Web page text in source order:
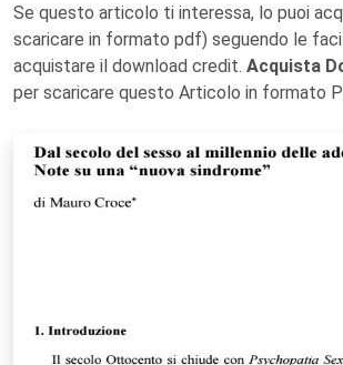
Se questo articolo ti interessa, lo puoi
scaricare in formato pdf) seguendo le
acquistare il download credit. Acquista
per scaricare questo Articolo in formato